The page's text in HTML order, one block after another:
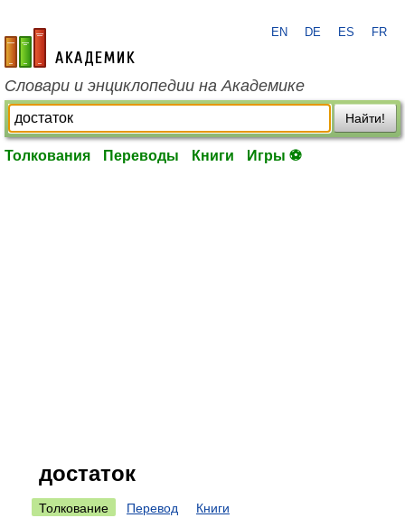
academic.ru
EN DE ES FR
Словари и энциклопедии на Академике
Найти!
Толкования Переводы Книги Игры ⚽
достаток
Толкование Перевод Книги